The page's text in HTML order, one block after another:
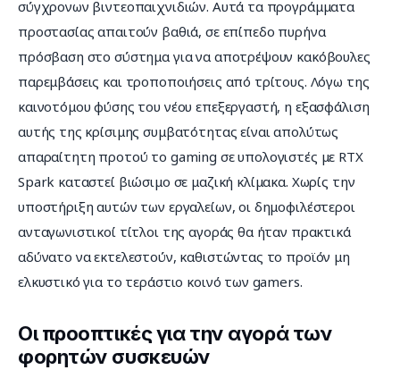
σύγχρονων βιντεοπαιχνιδιών. Αυτά τα προγράμματα
προστασίας απαιτούν βαθιά, σε επίπεδο πυρήνα
πρόσβαση στο σύστημα για να αποτρέψουν κακόβουλες
παρεμβάσεις και τροποποιήσεις από τρίτους. Λόγω της
καινοτόμου φύσης του νέου επεξεργαστή, η εξασφάλιση
αυτής της κρίσιμης συμβατότητας είναι απολύτως
απαραίτητη προτού το gaming σε υπολογιστές με RTX
Spark καταστεί βιώσιμο σε μαζική κλίμακα. Χωρίς την
υποστήριξη αυτών των εργαλείων, οι δημοφιλέστεροι
ανταγωνιστικοί τίτλοι της αγοράς θα ήταν πρακτικά
αδύνατο να εκτελεστούν, καθιστώντας το προϊόν μη
ελκυστικό για το τεράστιο κοινό των gamers.
Οι προοπτικές για την αγορά των
φορητών συσκευών